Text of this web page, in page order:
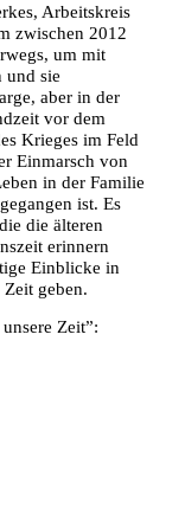
Arbeitskreis
zwischen 2012
um mit
und sie
aber in der
vor dem
Krieges im Feld
Einmarsch von
in der Familie
ist. Es
die älteren
erinnern
Einblicke in
geben.
Zeit”: